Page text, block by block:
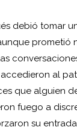
debió tomar
al
que alguien
fuego a
su